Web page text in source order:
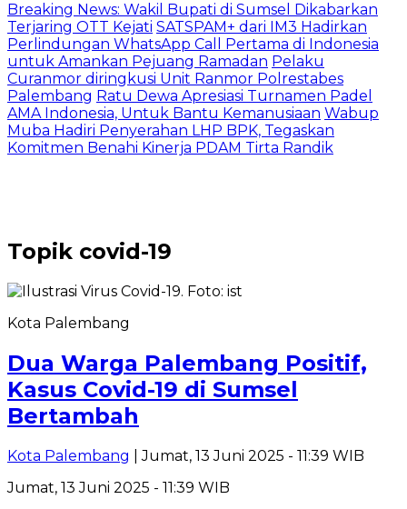
Breaking News: Wakil Bupati di Sumsel Dikabarkan
Terjaring OTT Kejati SATSPAM+ dari IM3 Hadirkan
Perlindungan WhatsApp Call Pertama di Indonesia
untuk Amankan Pejuang Ramadan Pelaku
Curanmor diringkusi Unit Ranmor Polrestabes
Palembang Ratu Dewa Apresiasi Turnamen Padel
AMA Indonesia, Untuk Bantu Kemanusiaan Wabup
Muba Hadiri Penyerahan LHP BPK, Tegaskan
Komitmen Benahi Kinerja PDAM Tirta Randik
Topik covid-19
Kota Palembang
Dua Warga Palembang Positif,
Kasus Covid-19 di Sumsel
Bertambah
Kota Palembang
| Jumat, 13 Juni 2025 - 11:39 WIB
Jumat, 13 Juni 2025 - 11:39 WIB